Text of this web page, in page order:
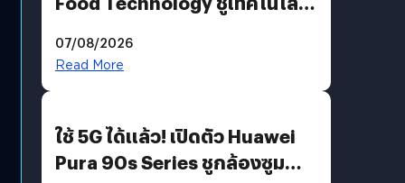
บริโภคและ B2B
07/08/2026
Read More
ใช้ 5G ได้แล้ว! เปิดตัว Huawei
Pura 90s Series ชูกล้องซูม